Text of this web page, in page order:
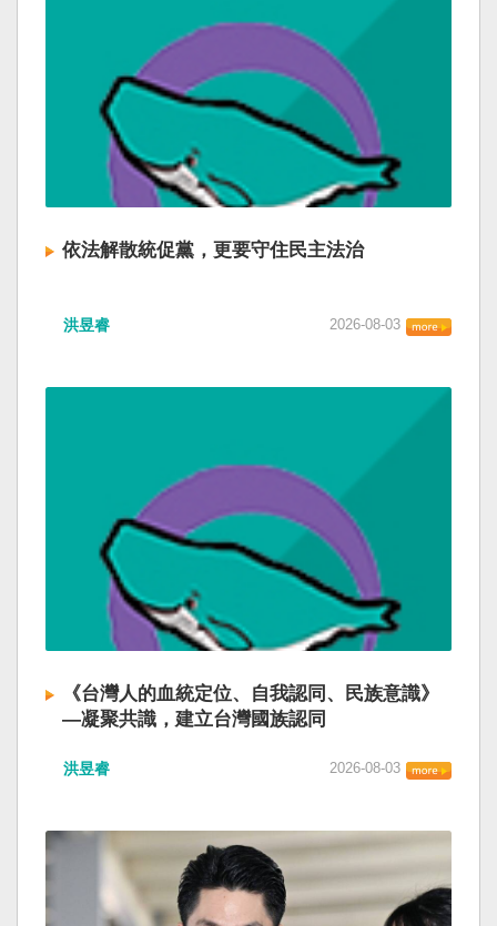
依法解散統促黨，更要守住民主法治
洪昱睿 2026-08-03
《台灣人的血統定位、自我認同、民族意識》
—凝聚共識，建立台灣國族認同
洪昱睿 2026-08-03